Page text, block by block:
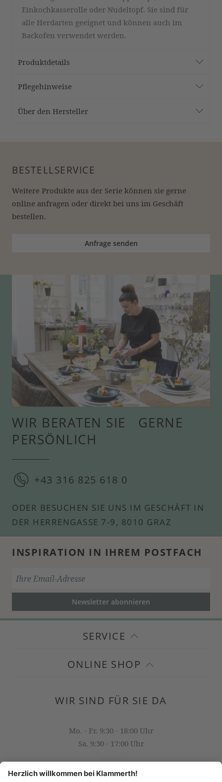
Einkochkasserolle oder Nudeltopf. Sie sind für
alle Herdarten geeignet und können auch im
Backofen verwendet werden.
Produktdetails
Pflegehinweise
Über den Hersteller
BESTELLSERVICE
Weitere Produkte aus der Serie können sie gerne
online anfragen oder direkt bei uns im Geschäft
bestellen.
Anfrage senden
WIR BERATEN SIE GERNE
PERSÖNLICH
+43 316 825 618 0
ODER BESUCHEN SIE UNS IM GESCHÄFT IN
DER HERRENGASSE 7-9, 8010 GRAZ
INSPIRATION IN IHREM POSTFACH
Newsletter abonnieren
SERVICE
ONLINE SHOP
WIR SIND FÜR SIE DA
Mo. - Fr. 9:30 - 18:00 Uhr
Sa. 9:30 - 17:00 Uhr
OFFICE@KLAMMERTH.AT